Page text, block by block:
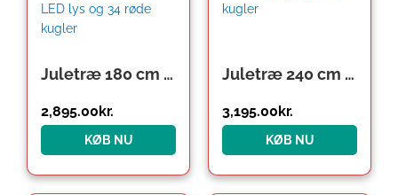
Juletræ 180 cm Spritzguss med 288 LED lys og 34 røde kugler
2,895.00kr.
KØB NU
Juletræ 240 cm med LED lys og røde kugler
3,195.00kr.
KØB NU